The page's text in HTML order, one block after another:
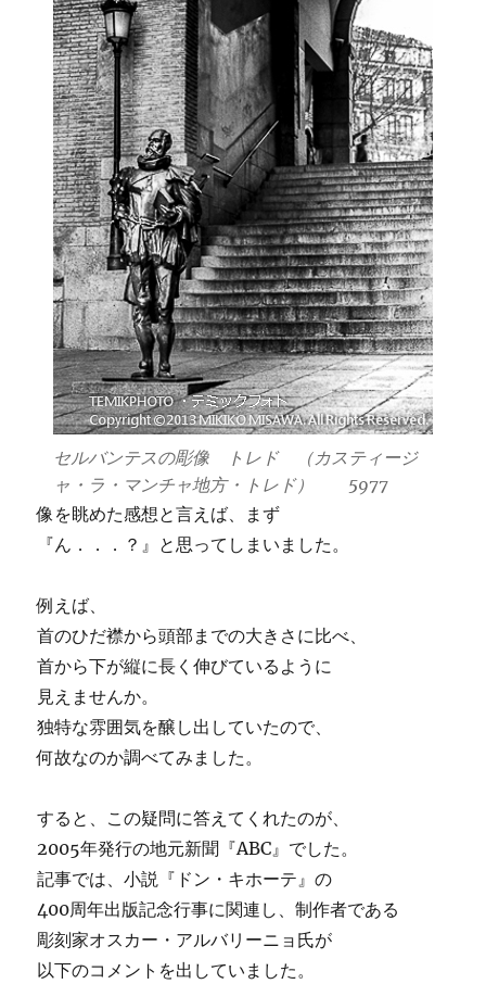
セルバンテスの彫像 トレド （カスティージ
ャ・ラ・マンチャ地方・トレド） 5977
像を眺めた感想と言えば、まず
『ん．．．？』と思ってしまいました。
例えば、
首のひだ襟から頭部までの大きさに比べ、
首から下が縦に長く伸びているように
見えませんか。
独特な雰囲気を醸し出していたので、
何故なのか調べてみました。
すると、この疑問に答えてくれたのが、
2005年発行の地元新聞『ABC』でした。
記事では、小説『ドン・キホーテ』の
400周年出版記念行事に関連し、制作者である
彫刻家オスカー・アルバリーニョ氏が
以下のコメントを出していました。